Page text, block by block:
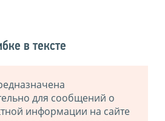
в тексте
для сообщений о
информации на сайте